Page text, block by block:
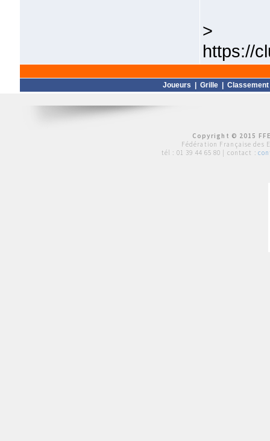
>
https://
Joueurs Grille Classement
Copyright © 2015
Fédération Française des
tél : 01 39 44 65 80 | contact :